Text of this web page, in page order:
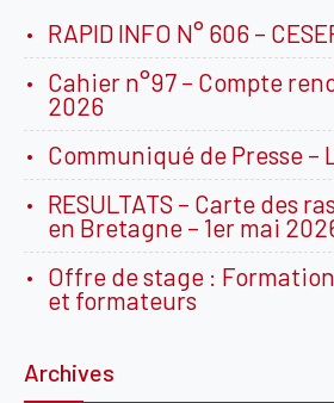
RAPID INFO N° 606 –
Cahier n°97 – Compte
2026
Communiqué de Presse –
RESULTATS – Carte des
en Bretagne – 1er mai
Offre de stage :
et formateurs
Archives